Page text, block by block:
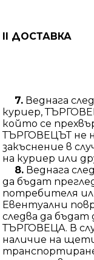
II ДОСТАВКА
7. Веднага
куриер,
който се
ТЪРГОВЕЦЪТ не
закъснение в
на куриер или
8. Веднага
да бъдат
потребителя
Евентуални
следва да бъдат
ТЪРГОВЕЦА. В
наличие на